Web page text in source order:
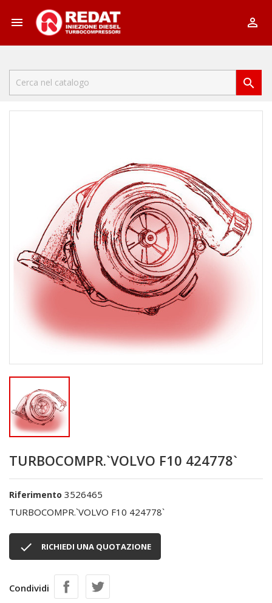
 

TURBOCOMPR.`VOLVO F10 424778`
Riferimento 3526465
TURBOCOMPR.`VOLVO F10 424778`
 RICHIEDI UNA QUOTAZIONE
Condividi